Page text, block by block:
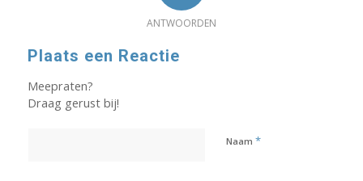
ANTWOORDEN
Plaats een Reactie
Meepraten?
Draag gerust bij!
Naam *